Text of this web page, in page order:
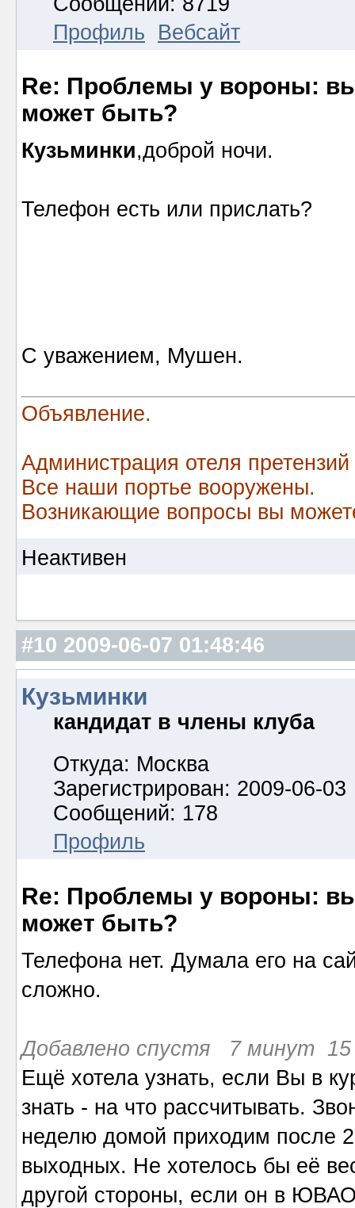
Профиль
Вебсайт
Re: Проблемы у вороны:
может быть?
Кузьминки,доброй ночи.
Телефон есть или прислать?
С уважением, Мушен.
Объявление.
Администрация отеля
Все наши портье вооружены.
Возникающие вопросы вы
Неактивен
#10 2009-06-07 01:48:46
Кузьминки
кандидат в члены клуба
Откуда: Москва
Зарегистрирован: 2009-06-03
Сообщений: 178
Профиль
Re: Проблемы у вороны:
может быть?
Телефона нет. Думала его на
сложно.
Добавлено спустя 7 минут 15
Ещё хотела узнать, если Вы в
знать - на что рассчитывать.
неделю домой приходим после
выходных. Не хотелось бы её
другой стороны, если он в